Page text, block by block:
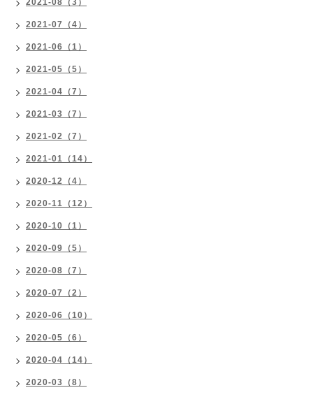
2021-08（3）
2021-07（4）
2021-06（1）
2021-05（5）
2021-04（7）
2021-03（7）
2021-02（7）
2021-01（14）
2020-12（4）
2020-11（12）
2020-10（1）
2020-09（5）
2020-08（7）
2020-07（2）
2020-06（10）
2020-05（6）
2020-04（14）
2020-03（8）